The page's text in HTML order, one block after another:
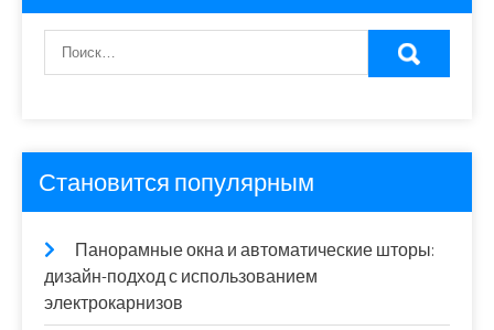
Становится популярным
Панорамные окна и автоматические шторы:
дизайн-подход с использованием
электрокарнизов